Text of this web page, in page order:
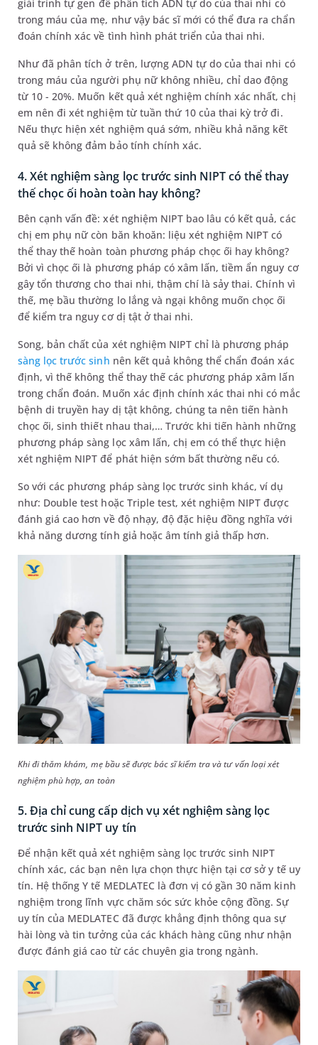
giải trình tự gen để phân tích ADN tự do của thai nhi có
trong máu của mẹ, như vậy bác sĩ mới có thể đưa ra chẩn
đoán chính xác về tình hình phát triển của thai nhi.
Như đã phân tích ở trên, lượng ADN tự do của thai nhi có
trong máu của người phụ nữ không nhiều, chỉ dao động
từ 10 - 20%. Muốn kết quả xét nghiệm chính xác nhất, chị
em nên đi xét nghiệm từ tuần thứ 10 của thai kỳ trở đi.
Nếu thực hiện xét nghiệm quá sớm, nhiều khả năng kết
quả sẽ không đảm bảo tính chính xác.
4. Xét nghiệm sàng lọc trước sinh NIPT có thể thay
thế chọc ối hoàn toàn hay không?
Bên cạnh vấn đề: xét nghiệm NIPT bao lâu có kết quả, các
chị em phụ nữ còn băn khoăn: liệu xét nghiệm NIPT có
thể thay thế hoàn toàn phương pháp chọc ối hay không?
Bởi vì chọc ối là phương pháp có xâm lấn, tiềm ẩn nguy cơ
gây tổn thương cho thai nhi, thậm chí là sảy thai. Chính vì
thế, mẹ bầu thường lo lắng và ngại không muốn chọc ối
để kiểm tra nguy cơ dị tật ở thai nhi.
Song, bản chất của xét nghiệm NIPT chỉ là phương pháp
sàng lọc trước sinh nên kết quả không thể chẩn đoán xác
định, vì thế không thể thay thế các phương pháp xâm lấn
trong chẩn đoán. Muốn xác định chính xác thai nhi có mắc
bệnh di truyền hay dị tật không, chúng ta nên tiến hành
chọc ối, sinh thiết nhau thai,… Trước khi tiến hành những
phương pháp sàng lọc xâm lấn, chị em có thể thực hiện
xét nghiệm NIPT để phát hiện sớm bất thường nếu có.
So với các phương pháp sàng lọc trước sinh khác, ví dụ
như: Double test hoặc Triple test, xét nghiệm NIPT được
đánh giá cao hơn về độ nhạy, độ đặc hiệu đồng nghĩa với
khả năng dương tính giả hoặc âm tính giả thấp hơn.
Khi đi thăm khám, mẹ bầu sẽ được bác sĩ kiểm tra và tư vấn loại xét
nghiệm phù hợp, an toàn
5. Địa chỉ cung cấp dịch vụ xét nghiệm sàng lọc
trước sinh NIPT uy tín
Để nhận kết quả xét nghiệm sàng lọc trước sinh NIPT
chính xác, các bạn nên lựa chọn thực hiện tại cơ sở y tế uy
tín. Hệ thống Y tế MEDLATEC là đơn vị có gần 30 năm kinh
nghiệm trong lĩnh vực chăm sóc sức khỏe cộng đồng. Sự
uy tín của MEDLATEC đã được khẳng định thông qua sự
hài lòng và tin tưởng của các khách hàng cũng như nhận
được đánh giá cao từ các chuyên gia trong ngành.